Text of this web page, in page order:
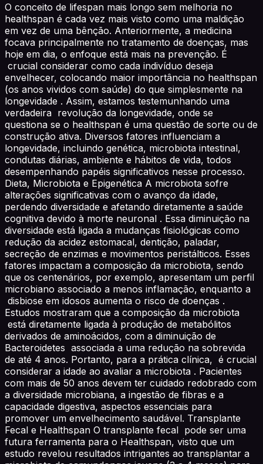
O conceito de lifespan mais longo sem melhoria no
healthspan é cada vez mais visto como uma maldição
em vez de uma bênção. Anteriormente, a medicina
focava principalmente no tratamento de doenças, mas
hoje em dia, o enfoque está mais na prevenção. É
crucial considerar como cada indivíduo deseja
envelhecer, colocando maior importância no healthspan
(os anos vividos com saúde) do que simplesmente na
longevidade . Assim, estamos testemunhando uma
verdadeira revolução da longevidade, onde se
questiona se o healthspan é uma questão de sorte ou de
construção ativa. Diversos fatores influenciam a
longevidade, incluindo genética, microbiota intestinal,
condutas diárias, ambiente e hábitos de vida, todos
desempenhando papéis significativos nesse processo.
Dieta, Microbiota e Epigenética A microbiota sofre
alterações significativas com o avanço da idade,
perdendo diversidade e afetando diretamente a saúde
cognitiva devido à morte neuronal . Essa diminuição na
diversidade está ligada a mudanças fisiológicas como
redução da acidez estomacal, dentição, paladar,
secreção de enzimas e movimentos peristálticos. Esses
fatores impactam a composição da microbiota, sendo
que os centenários, por exemplo, apresentam um perfil
microbiano associado a menos inflamação, enquanto a
disbiose em idosos aumenta o risco de doenças .
Estudos mostraram que a composição da microbiota
está diretamente ligada à produção de metabólitos
derivados de aminoácidos, com a diminuição de
Bacteroidetes associada a uma redução na sobrevida
de até 4 anos. Portanto, para a prática clínica, é crucial
considerar a idade ao avaliar a microbiota . Pacientes
com mais de 50 anos devem ter cuidado redobrado com
a diversidade microbiana, a ingestão de fibras e a
capacidade digestiva, aspectos essenciais para
promover um envelhecimento saudável. Transplante
Fecal e Healthspan O transplante fecal pode ser uma
futura ferramenta para o Healthspan, visto que um
estudo revelou resultados intrigantes ao transplantar a